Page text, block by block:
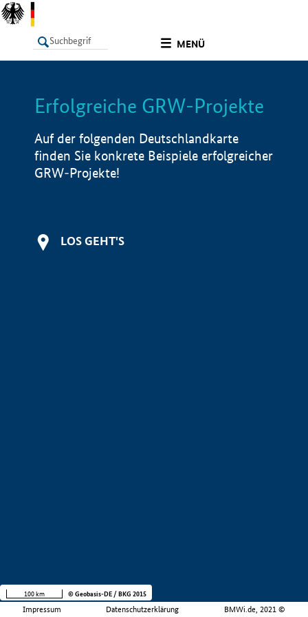
MENÜ
LISTE Info
Erfolgreiche GRW-Projekte
Auf der folgenden Deutschlandkarte
finden Sie konkrete Beispiele erfolgreicher
GRW-Projekte!
LOS GEHT'S
Impressum Datenschutzerklärung BMWi.de, 2021 ©
100 km © Geobasis-DE / BKG 2015